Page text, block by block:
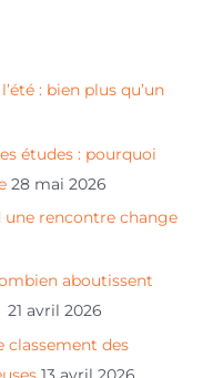
: bien plus qu’un
études : pourquoi
28 mai 2026
une rencontre change
aboutissent
21 avril 2026
classement des
13 avril 2026